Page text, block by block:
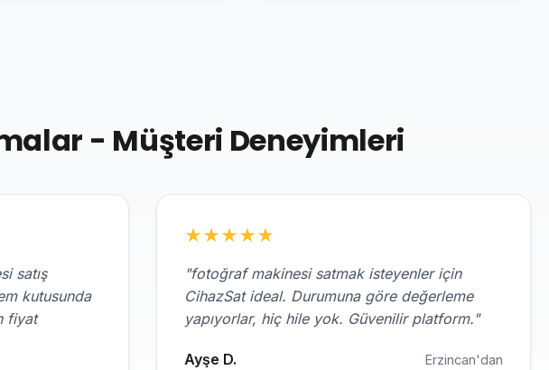
- Müşteri Deneyimleri
satış
kutusunda
fiyat
★★★★★
"fotoğraf makinesi satmak isteyenler için
CihazSat ideal. Durumuna göre değerleme
yapıyorlar, hiç hile yok. Güvenilir platform."
Ayşe D. Erzincan'dan